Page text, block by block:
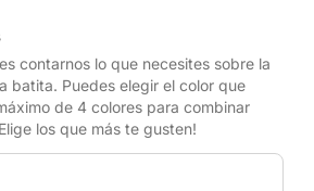
contarnos lo que necesites sobre la
batita. Puedes elegir el color que
de 4 colores para combinar
los que más te gusten!